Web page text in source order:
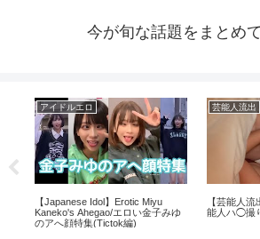
今が旬な話題をまとめ
アイドルエロ
【Japanese Idol】Erotic Miyu
Kaneko's Ahegao/エロい金子みゆ
のアへ顔特集(Tictok編)
芸能人流出
【芸能人
能人ハ◯撮